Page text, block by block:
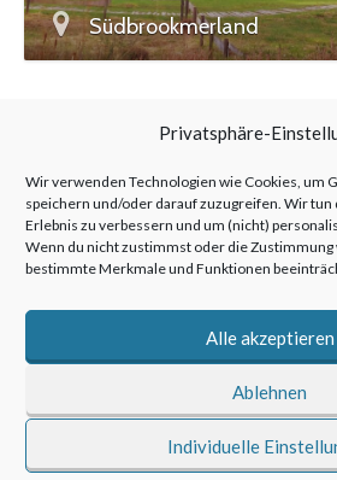
Privatsphäre-
Wir verwenden Technologien wie Cookies, um
speichern und/oder darauf zuzugreifen. Wir tun
Erlebnis zu verbessern und um (nicht)
Wenn du nicht zustimmst oder die
bestimmte Merkmale und Funktionen
Alle akzeptieren
Ablehnen
Individuelle
Südbrookmerland
3 4 5 6